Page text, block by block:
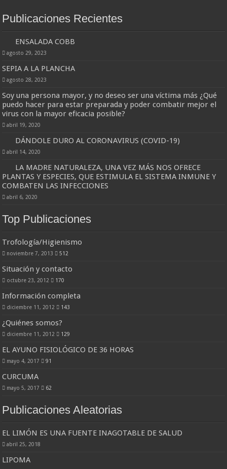
Publicaciones Recientes
ENSALADA COBB
agosto 29, 2023
SEPIA A LA PLANCHA
agosto 28, 2023
Soy una persona mayor, y no deseo ser una víctima más ¿Qué
puedo hacer para estar preparada y poder combatir mejor el
virus con la mayor eficacia posible?
abril 19, 2020
DÁNDOLE DURO AL CORONAVIRUS (COVID-19)
abril 14, 2020
LA MADRE NATURALEZA, UNA VEZ MÁS NOS OFRECE
PLANTAS Y ESPECIES, QUE ESTIMULA EL SISTEMA INMUNE Y
COMBATEN LAS INFECCIONES
abril 6, 2020
Top Publicaciones
Trofología/Higienismo
noviembre 7, 2013 512
Situación y contacto
octubre 23, 2012 170
Información completa
diciembre 11, 2012 143
¿Quiénes somos?
diciembre 11, 2012 129
EL AYUNO FISIOLÓGICO DE 36 HORAS
mayo 4, 2017 91
CURCUMA
mayo 5, 2017 62
Publicaciones Aleatorias
EL LIMÓN ES UNA FUENTE INAGOTABLE DE SALUD
abril 25, 2018
LIPOMA